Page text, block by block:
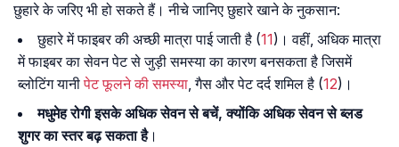
छुहारे के जरिए भी हो सकते हैं। नीचे जानिए छुहारे खाने के नुकसान:
छुहारे में फाइबर की अच्छी मात्रा पाई जाती है (11)। वहीं, अधिक मात्रा
में फाइबर का सेवन पेट से जुड़ी समस्या का कारण बनसकता है जिसमें
ब्लोटिंग यानीपेट फूलने की समस्या, गैस और पेट दर्द शमिल है (12)।
मधुमेह रोगी इसके अधिक सेवन से बचें, क्योंकि अधिक सेवन से ब्लड
शुगर का स्तर बढ़ सकता है।